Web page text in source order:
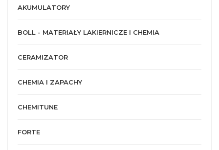
AKUMULATORY
BOLL - MATERIAŁY LAKIERNICZE I CHEMIA
CERAMIZATOR
CHEMIA I ZAPACHY
CHEMITUNE
FORTE